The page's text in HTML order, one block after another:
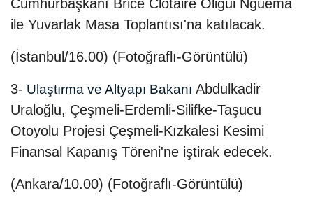
Cumhurbaşkanı Brice Clotaire Oligui Nguema
ile Yuvarlak Masa Toplantısı'na katılacak.
(İstanbul/16.00) (Fotoğraflı-Görüntülü)
3- Ulaştırma ve Altyapı Bakanı Abdulkadir
Uraloğlu, Çeşmeli-Erdemli-Silifke-Taşucu
Otoyolu Projesi Çeşmeli-Kızkalesi Kesimi
Finansal Kapanış Töreni'ne iştirak edecek.
(Ankara/10.00) (Fotoğraflı-Görüntülü)